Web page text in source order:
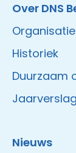
Over DNS
Organisatie
Historiek
Duurzaam
Nieuws